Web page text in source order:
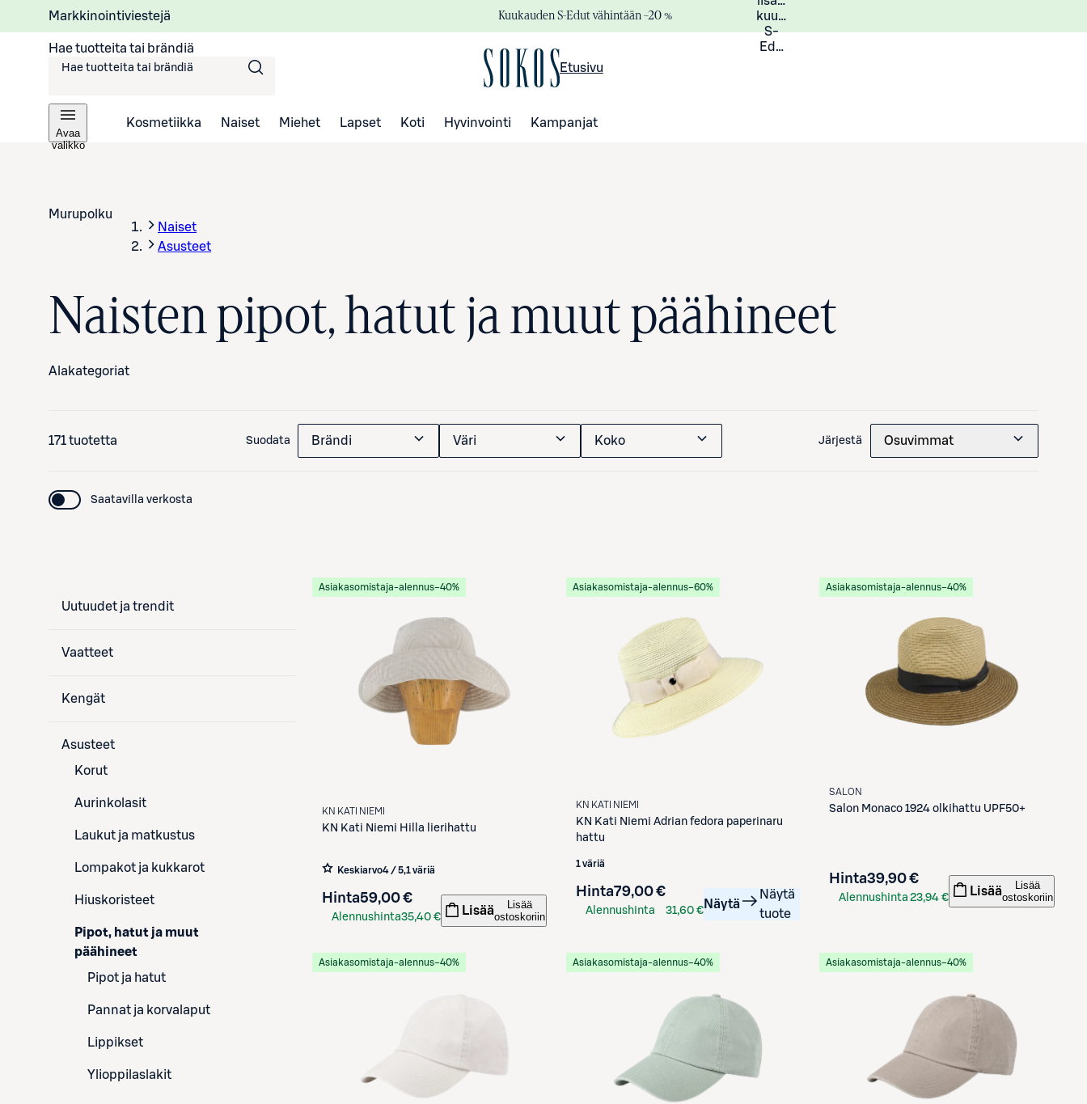
Markkinointiviestejä Kuukauden S-Edut vähintään –20 %
kuukauden
S-
Eduista
Hae tuotteita tai brändiä
Etusivu
Avaa
valikko
Kosmetiikka Naiset Miehet Lapset Koti Hyvinvointi Kampanjat
Murupolku
Naiset
Asusteet
Naisten pipot, hatut ja muut päähineet
Alakategoriat
171 tuotetta Suodata Brändi Väri Koko Järjestä Osuvimmat
Saatavilla verkosta
Uutuudet ja trendit
Vaatteet
Kengät
Asusteet
Korut
Aurinkolasit
Laukut ja matkustus
Lompakot ja kukkarot
Hiuskoristeet
Pipot, hatut ja muut
päähineet
Pipot ja hatut
Pannat ja korvalaput
Lippikset
Ylioppilaslakit
Asiakasomistaja-alennus−40%
KN KATI NIEMI
KN Kati Niemi Hilla lierihattu
Keskiarvo4 / 5,1 väriä
Hinta59,00 €
Alennushinta35,40 € Lisää
Lisää
ostoskoriin
Asiakasomistaja-alennus−60%
KN KATI NIEMI
KN Kati Niemi Adrian fedora paperinaru
hattu
1 väriä
Hinta79,00 €
Alennushinta
31,60 € Näytä
Näytä
tuote
Asiakasomistaja-alennus−40%
SALON
Salon Monaco 1924 olkihattu UPF50+
Hinta39,90 €
Alennushinta 23,94 € Lisää
Lisää
ostoskoriin
Asiakasomistaja-alennus−40% Asiakasomistaja-alennus−40% Asiakasomistaja-alennus−40%